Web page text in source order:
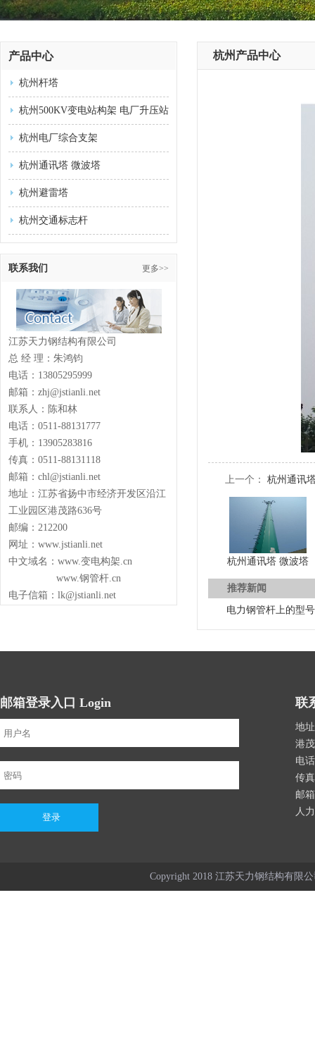
产品中心
杭州杆塔
杭州500KV变电站构架 电厂升压站
杭州电厂综合支架
杭州通讯塔 微波塔
杭州避雷塔
杭州交通标志杆
联系我们 更多>>
江苏天力钢结构有限公司
总 经 理：朱鸿钧
电话：13805295999
邮箱：zhj@jstianli.net
联系人：陈和林
电话：0511-88131777
手机：13905283816
传真：0511-88131118
邮箱：chl@jstianli.net
地址：江苏省扬中市经济开发区沿江
工业园区港茂路636号
邮编：212200
网址：www.jstianli.net
中文域名：www.变电构架.cn
www.钢管杆.cn
电子信箱：lk@jstianli.net
杭州产品中心
上一个： 杭州通讯
杭州通讯塔 微波塔
推荐新闻
电力钢管杆上的型
邮箱登录入口 Login 联
地
港
电
传
邮
人
Copyright 2018 江苏天力钢结构有限